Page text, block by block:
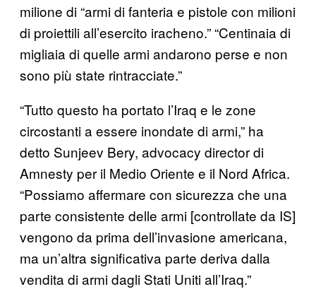
milione di “armi di fanteria e pistole con milioni
di proiettili all’esercito iracheno.” “Centinaia di
migliaia di quelle armi andarono perse e non
sono più state rintracciate.”
“Tutto questo ha portato l’Iraq e le zone
circostanti a essere inondate di armi,” ha
detto Sunjeev Bery, advocacy director di
Amnesty per il Medio Oriente e il Nord Africa.
“Possiamo affermare con sicurezza che una
parte consistente delle armi [controllate da IS]
vengono da prima dell’invasione americana,
ma un’altra significativa parte deriva dalla
vendita di armi dagli Stati Uniti all’Iraq.”